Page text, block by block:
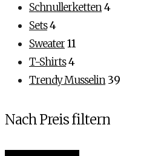
Schnullerketten4
Sets4
Sweater11
T-Shirts4
Trendy Musselin39
Nach Preis filtern